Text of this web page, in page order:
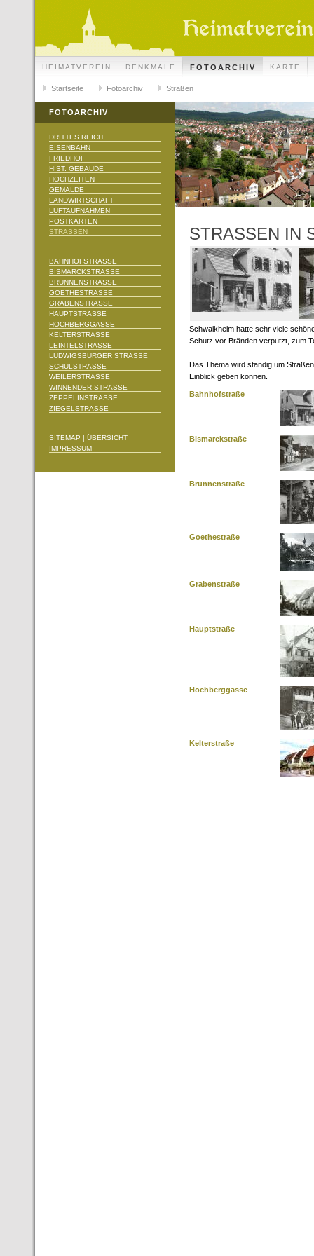
HEIMATVEREIN DENKMALE FOTOARCHIV KARTE
Startseite Fotoarchiv Straßen
FOTOARCHIV
DRITTES REICH
EISENBAHN
FRIEDHOF
HIST. GEBÄUDE
HOCHZEITEN
GEMÄLDE
LANDWIRTSCHAFT
LUFTAUFNAHMEN
POSTKARTEN
STRASSEN
BAHNHOFSTRASSE
BISMARCKSTRASSE
BRUNNENSTRASSE
GOETHESTRASSE
GRABENSTRASSE
HAUPTSTRASSE
HOCHBERGGASSE
KELTERSTRASSE
LEINTELSTRASSE
LUDWIGSBURGER STRASSE
SCHULSTRASSE
WEILERSTRASSE
WINNENDER STRASSE
ZEPPELINSTRASSE
ZIEGELSTRASSE
SITEMAP | ÜBERSICHT
IMPRESSUM
STRASSEN IN
Schwaikheim hatte sehr viele
Schutz vor Bränden verputzt, zum
Das Thema wird ständig um
Einblick geben können.
Bahnhofstraße
Bismarckstraße
Brunnenstraße
Goethestraße
Grabenstraße
Hauptstraße
Hochberggasse
Kelterstraße